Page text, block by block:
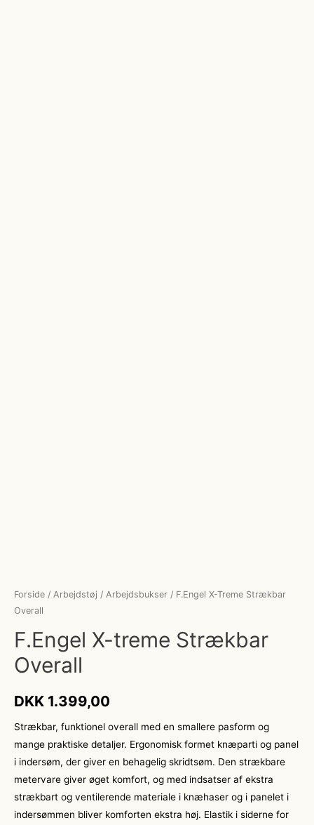
Forside / Arbejdstøj / Arbejdsbukser / F.Engel X-Treme Strækbar
Overall
F.Engel X-treme Strækbar
Overall
DKK 1.399,00
Strækbar, funktionel overall med en smallere pasform og
mange praktiske detaljer. Ergonomisk formet knæparti og panel
i indersøm, der giver en behagelig skridtsøm. Den strækbare
metervare giver øget komfort, og med indsatser af ekstra
strækbart og ventilerende materiale i knæhaser og i panelet i
indersømmen bliver komforten ekstra høj. Elastik i siderne for